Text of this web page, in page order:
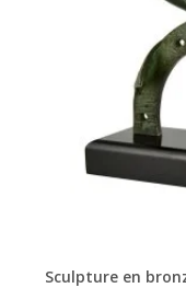
Sculpture en